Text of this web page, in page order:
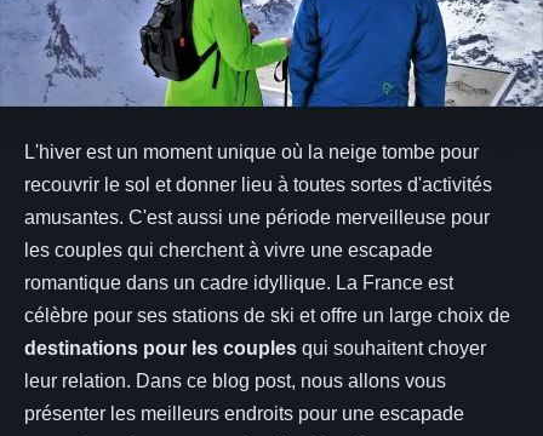
L'hiver est un moment unique où la neige tombe pour
recouvrir le sol et donner lieu à toutes sortes d'activités
amusantes. C'est aussi une période merveilleuse pour
les couples qui cherchent à vivre une escapade
romantique dans un cadre idyllique. La France est
célèbre pour ses stations de ski et offre un large choix de
destinations pour les couples qui souhaitent choyer
leur relation. Dans ce blog post, nous allons vous
présenter les meilleurs endroits pour une escapade